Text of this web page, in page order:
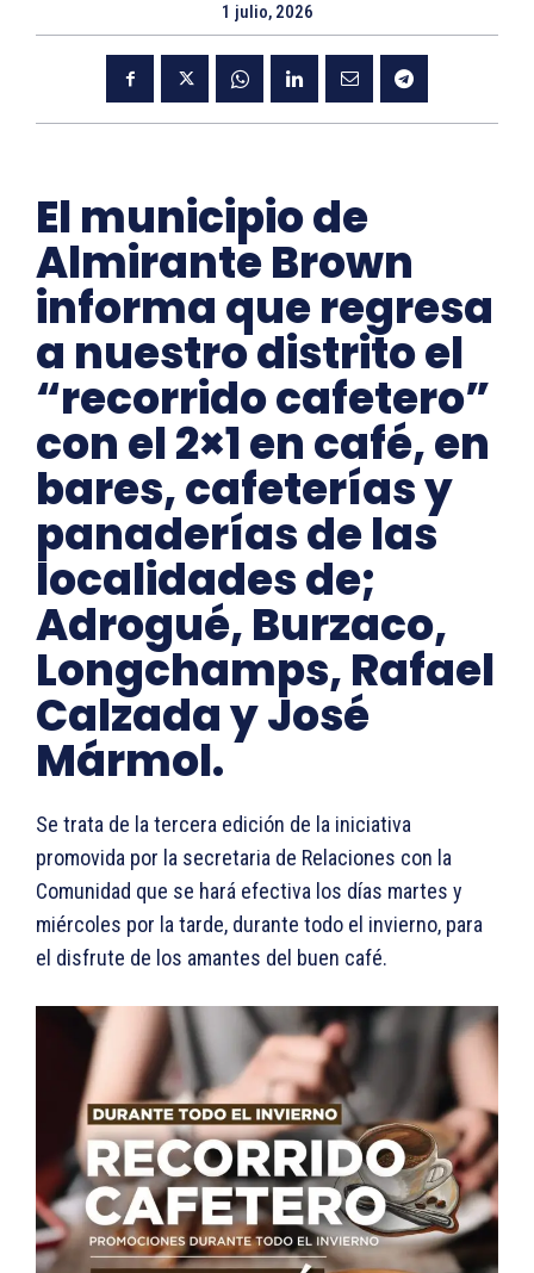
1 julio, 2026
El municipio de
Almirante Brown
informa que regresa
a nuestro distrito el
“recorrido cafetero”
con el 2×1 en café, en
bares, cafeterías y
panaderías de las
localidades de;
Adrogué, Burzaco,
Longchamps, Rafael
Calzada y José
Mármol.
Se trata de la tercera edición de la iniciativa
promovida por la secretaria de Relaciones con la
Comunidad que se hará efectiva los días martes y
miércoles por la tarde, durante todo el invierno, para
el disfrute de los amantes del buen café.